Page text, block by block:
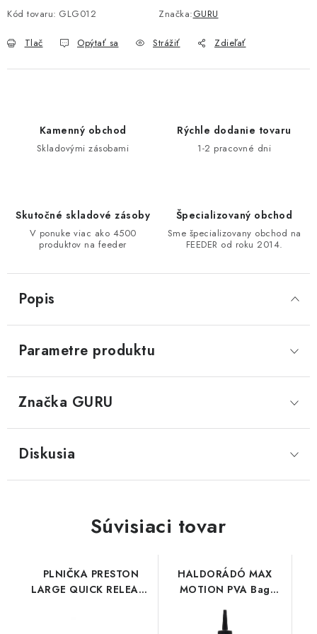
DOPRAVA
VŠEOBECNÉ NARIADENIE O BEZPEČNOSTI
PRODUKTOV (GPSR)
Doprava Navštívte našu predajňu v MARCELOVEJ »
Kód tovaru: GLG012 Značka:GURU
Tlač Opýtať sa Strážiť Zdieľať
Kamenný obchod
Skladovými zásobami
Rýchle dodanie tovaru
1-2 pracovné dni
Skutočné skladové zásoby
V ponuke viac ako 4500
produktov na feeder
Špecializovaný obchod
Sme špecializovany obchod na
FEEDER od roku 2014.
Popis
Parametre produktu
Značka GURU
Diskusia
Súvisiaci tovar
PLNIČKA PRESTON
LARGE QUICK RELEASE
HALDORÁDÓ MAX
MOTION PVA Bag
Corn